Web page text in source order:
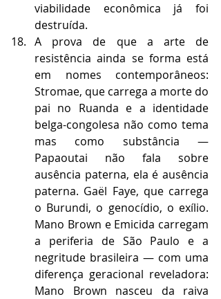
viabilidade econômica já foi
destruída.
A prova de que a arte de
resistência ainda se forma está
em nomes contemporâneos:
Stromae, que carrega a morte do
pai no Ruanda e a identidade
belga-congolesa não como tema
mas como substância —
Papaoutai não fala sobre
ausência paterna, ela é ausência
paterna. Gaël Faye, que carrega
o Burundi, o genocídio, o exílio.
Mano Brown e Emicida carregam
a periferia de São Paulo e a
negritude brasileira — com uma
diferença geracional reveladora:
Mano Brown nasceu da raiva